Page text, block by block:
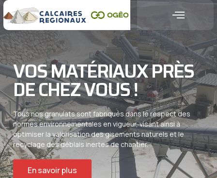
VOS MATÉRIAUX PRÈS
DE CHEZ VOUS !
Tous nos granulats sont fabriqués dans le respect des
normes environnementales en vigueur, visant ainsi à
optimiser la valorisation des gisements naturels et le
recyclage des déblais inertes de chantier.
En savoir plus